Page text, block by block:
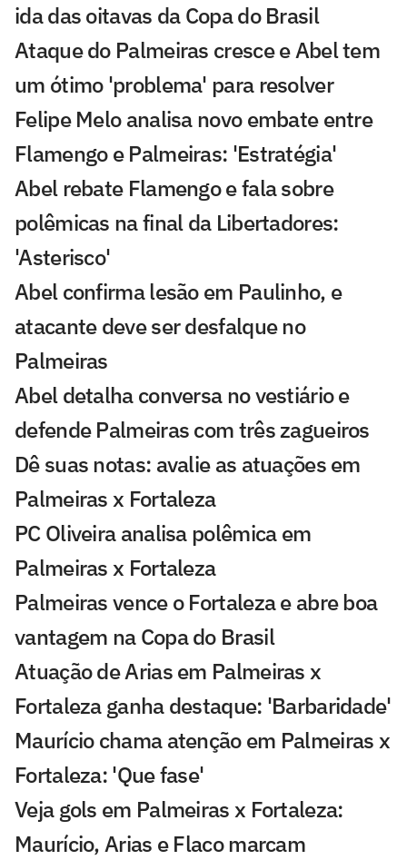
ida das oitavas da Copa do Brasil
Ataque do Palmeiras cresce e Abel tem
um ótimo 'problema' para resolver
Felipe Melo analisa novo embate entre
Flamengo e Palmeiras: 'Estratégia'
Abel rebate Flamengo e fala sobre
polêmicas na final da Libertadores:
'Asterisco'
Abel confirma lesão em Paulinho, e
atacante deve ser desfalque no
Palmeiras
Abel detalha conversa no vestiário e
defende Palmeiras com três zagueiros
Dê suas notas: avalie as atuações em
Palmeiras x Fortaleza
PC Oliveira analisa polêmica em
Palmeiras x Fortaleza
Palmeiras vence o Fortaleza e abre boa
vantagem na Copa do Brasil
Atuação de Arias em Palmeiras x
Fortaleza ganha destaque: 'Barbaridade'
Maurício chama atenção em Palmeiras x
Fortaleza: 'Que fase'
Veja gols em Palmeiras x Fortaleza:
Maurício, Arias e Flaco marcam